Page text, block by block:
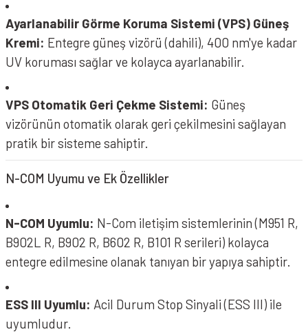
Ayarlanabilir Görme Koruma Sistemi (VPS) Güneş
Kremi: Entegre güneş vizörü (dahili), 400 nm'ye kadar
UV koruması sağlar ve kolayca ayarlanabilir.
VPS Otomatik Geri Çekme Sistemi: Güneş
vizörünün otomatik olarak geri çekilmesini sağlayan
pratik bir sisteme sahiptir.
N-COM Uyumu ve Ek Özellikler
N-COM Uyumlu: N-Com iletişim sistemlerinin (M951 R,
B902L R, B902 R, B602 R, B101 R serileri) kolayca
entegre edilmesine olanak tanıyan bir yapıya sahiptir.
ESS III Uyumlu: Acil Durum Stop Sinyali (ESS III) ile
uyumludur.